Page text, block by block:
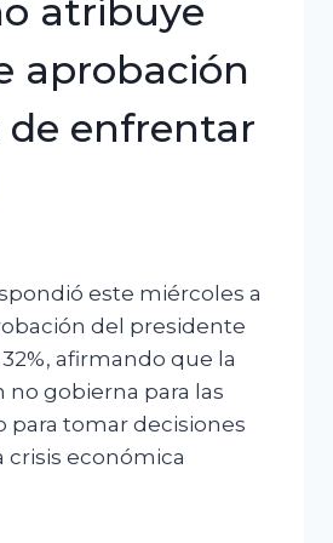
atribuye
aprobación
de enfrentar
este miércoles a
del presidente
afirmando que la
gobierna para las
para tomar decisiones
crisis económica